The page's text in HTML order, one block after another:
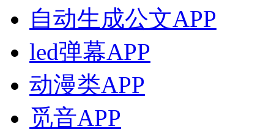
自动生成公文APP
led弹幕APP
动漫类APP
觅音APP